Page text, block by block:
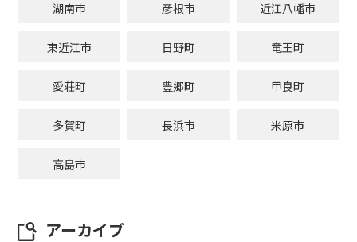
湖南市 彦根市 近江八幡市
東近江市 日野町 竜王町
愛荘町 豊郷町 甲良町
多賀町 長浜市 米原市
高島市
アーカイブ